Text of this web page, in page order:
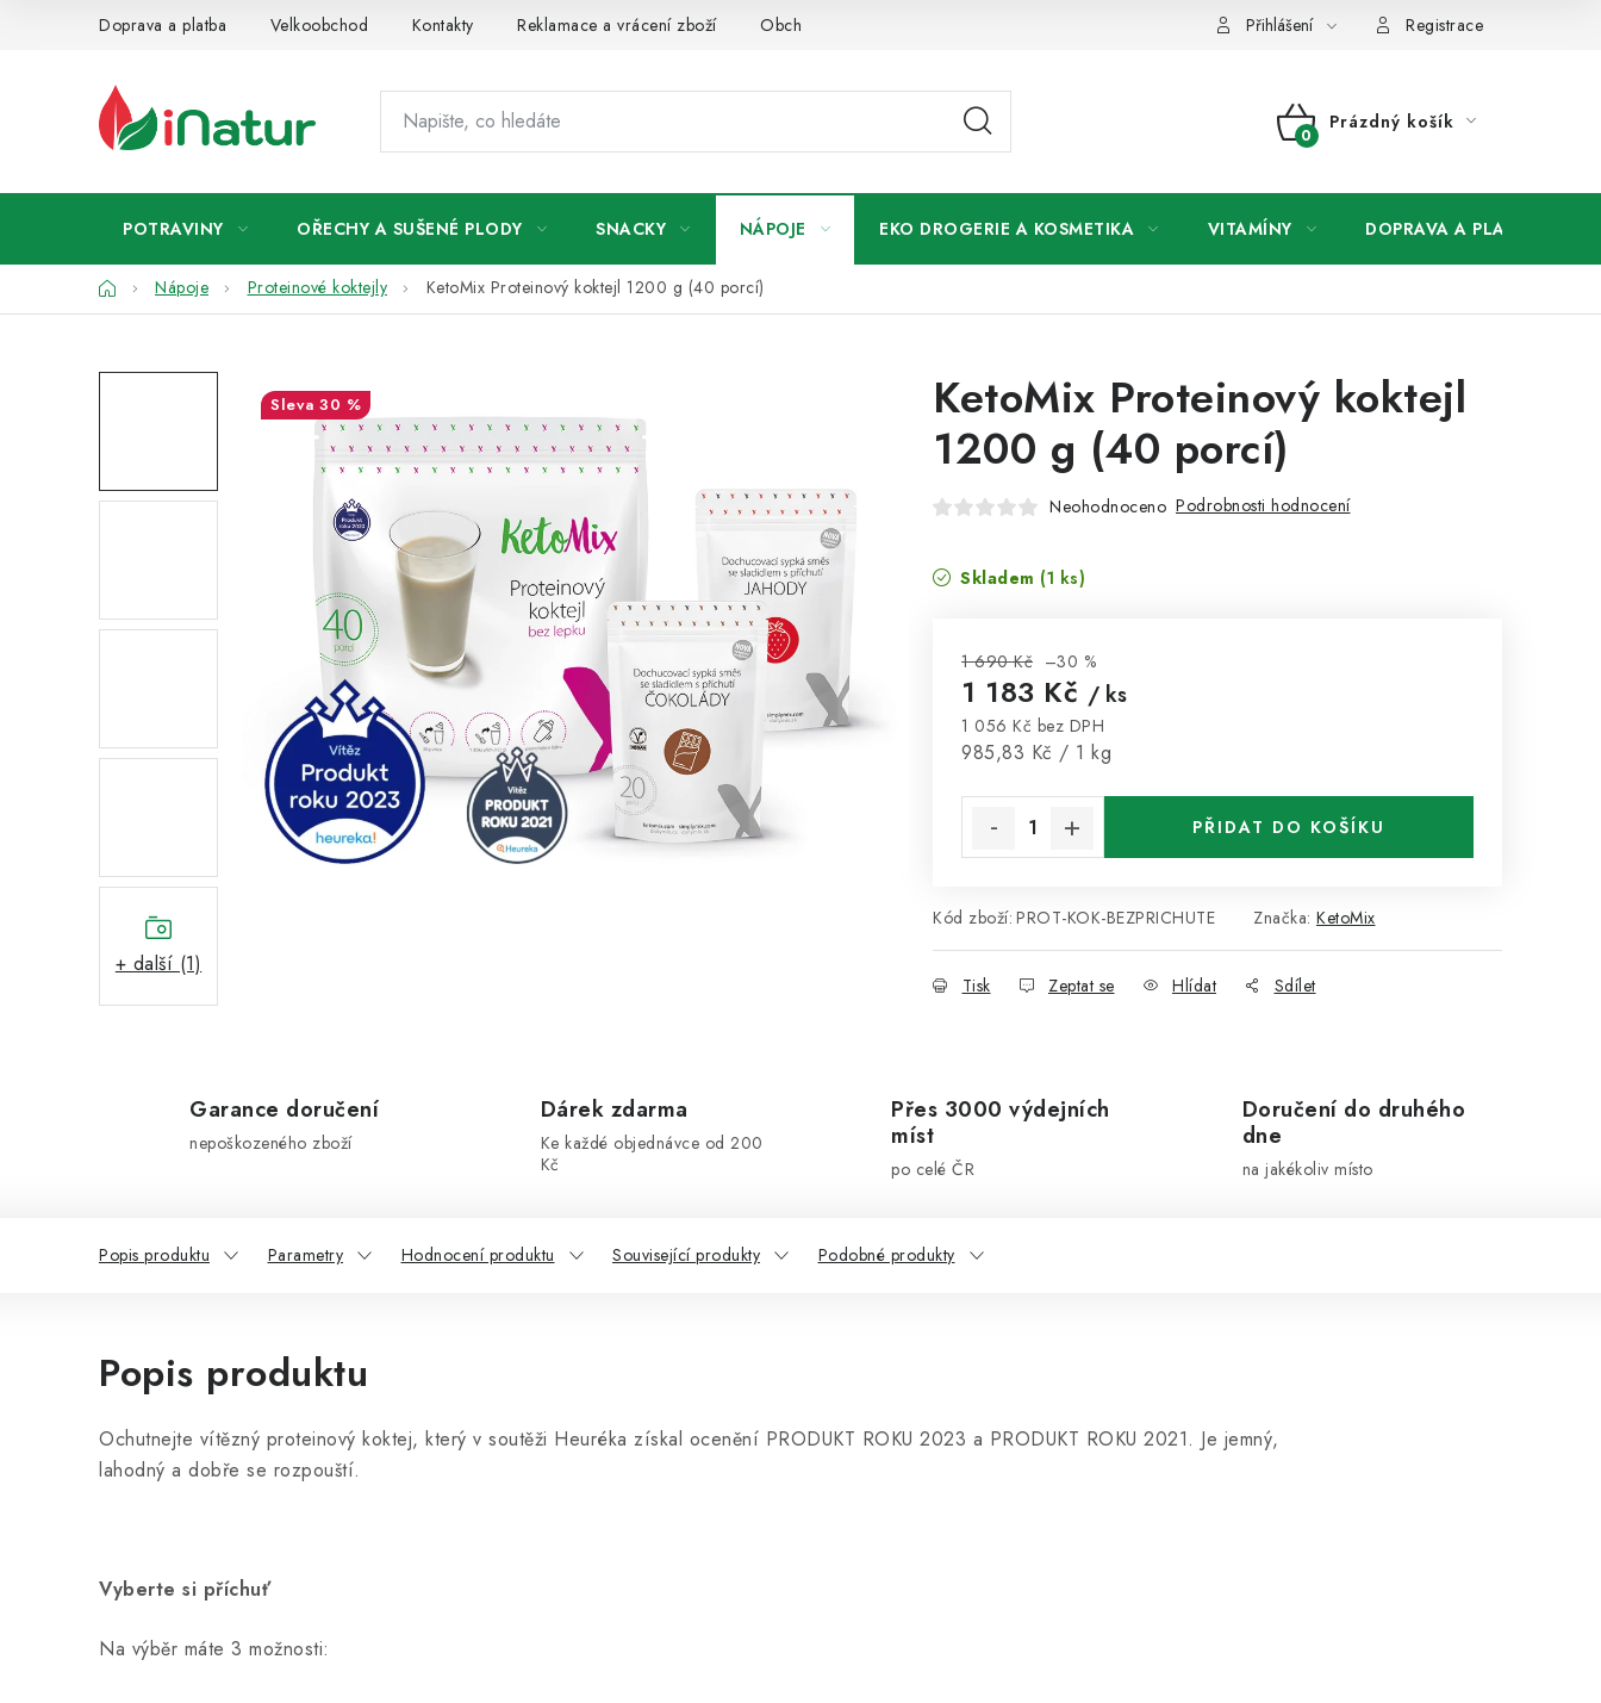
Doprava a platba Velkoobchod Kontakty Reklamace a vrácení zboží Obchodní podmínky Přihlášení Registrace
NÁKUPNÍ
Prázdný košík
POTRAVINY OŘECHY A SUŠENÉ PLODY SNACKY NÁPOJE EKO DROGERIE A KOSMETIKA VITAMÍNY DOPRAVA A PLATBA
DomůNápoje Proteinové koktejly KetoMix Proteinový koktejl 1200 g (40 porcí)
+ další (1)
KetoMix Proteinový koktejl
1200 g (40 porcí)
Neohodnoceno Podrobnosti hodnocení
Skladem (1 ks)
1 690 Kč –30 %
1 183 Kč / ks
1 056 Kč bez DPH
Měrná cena:
985,83 Kč / 1 kg
PŘIDAT DO KOŠÍKU
Kód zboží: PROT-KOK-BEZPRICHUTE Značka: KetoMix
Tisk Zeptat se Hlídat Sdílet
30 %
Garance doručení
nepoškozeného zboží
Dárek zdarma
Ke každé objednávce od 200
Kč
Přes 3000 výdejních
míst
po celé ČR
Doručení do druhého
dne
na jakékoliv místo
Popis produktu Parametry Hodnocení produktu Související produkty Podobné produkty
Popis produktu
Ochutnejte vítězný proteinový koktej, který v soutěži Heuréka získal ocenění PRODUKT ROKU 2023 a PRODUKT ROKU 2021. Je jemný,
lahodný a dobře se rozpouští.
Vyberte si příchuť
Na výběr máte 3 možnosti: